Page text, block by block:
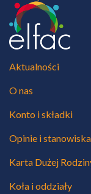
Aktualności
O nas
Konto i składki
Opinie i stanowiska
Karta Dużej
Koła i oddziały